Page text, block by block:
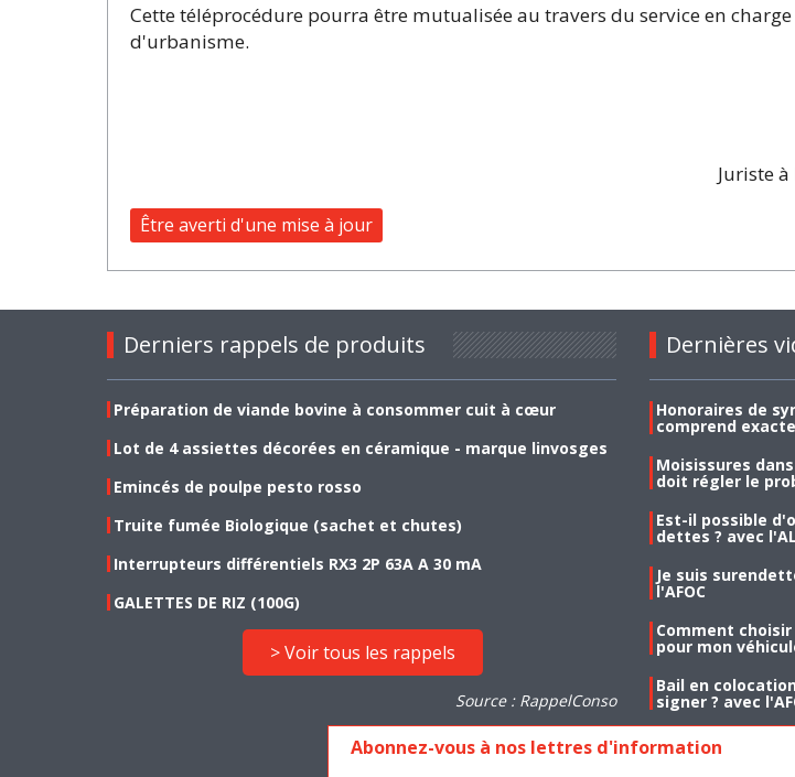
Cette téléprocédure pourra être mutualisée au travers du service en
d'urbanisme.
Juriste
Être averti d'une mise à jour
Derniers rappels de produits
Préparation de viande bovine à consommer cuit à cœur
Lot de 4 assiettes décorées en céramique - marque linvosges
Emincés de poulpe pesto rosso
Truite fumée Biologique (sachet et chutes)
Interrupteurs différentiels RX3 2P 63A A 30 mA
GALETTES DE RIZ (100G)
> Voir tous les rappels
Source : RappelConso
Dernières
Honoraires de
comprend
Moisissures
doit régler le
Est-il possible
dettes ? avec
Je suis
l'AFOC
Comment
pour mon
Bail en
signer ? avec
Abonnez-vous à nos lettres d'information